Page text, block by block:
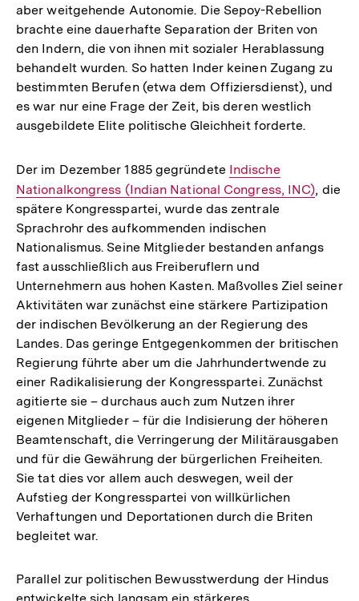
aber weitgehende Autonomie. Die Sepoy-Rebellion
brachte eine dauerhafte Separation der Briten von
den Indern, die von ihnen mit sozialer Herablassung
behandelt wurden. So hatten Inder keinen Zugang zu
bestimmten Berufen (etwa dem Offiziersdienst), und
es war nur eine Frage der Zeit, bis deren westlich
ausgebildete Elite politische Gleichheit forderte.
Der im Dezember 1885 gegründete Interner
Link:
Indische
Nationalkongress (Indian National Congress, INC), die
spätere Kongresspartei, wurde das zentrale
Sprachrohr des aufkommenden indischen
Nationalismus. Seine Mitglieder bestanden anfangs
fast ausschließlich aus Freiberuflern und
Unternehmern aus hohen Kasten. Maßvolles Ziel seiner
Aktivitäten war zunächst eine stärkere Partizipation
der indischen Bevölkerung an der Regierung des
Landes. Das geringe Entgegenkommen der britischen
Regierung führte aber um die Jahrhundertwende zu
einer Radikalisierung der Kongresspartei. Zunächst
agitierte sie – durchaus auch zum Nutzen ihrer
eigenen Mitglieder – für die Indisierung der höheren
Beamtenschaft, die Verringerung der Militärausgaben
und für die Gewährung der bürgerlichen Freiheiten.
Sie tat dies vor allem auch deswegen, weil der
Aufstieg der Kongresspartei von willkürlichen
Verhaftungen und Deportationen durch die Briten
begleitet war.
Parallel zur politischen Bewusstwerdung der Hindus